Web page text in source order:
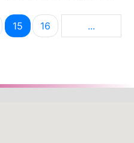
Use TAB para
Página
15 Página
16 ...Páginas